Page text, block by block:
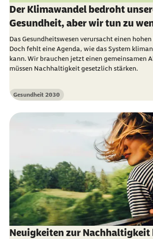
Der Klimawandel bedroht
Gesundheit, aber wir tun zu
Das Gesundheitswesen verursacht einen
Doch fehlt eine Agenda, wie das System
kann. Wir brauchen jetzt einen gemeinsamen
müssen Nachhaltigkeit gesetzlich stärken.
Kategorie
Gesundheit 2030
Neuigkeiten zur Nachhaltigkeit